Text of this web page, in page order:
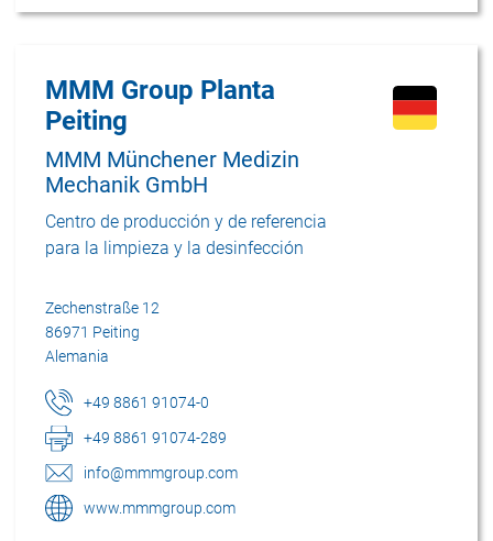
MMM Group Planta
Peiting
MMM Münchener Medizin
Mechanik GmbH
Centro de producción y de referencia
para la limpieza y la desinfección
Zechenstraße 12
86971 Peiting
Alemania
+49 8861 91074-0
+49 8861 91074-289
info@mmmgroup.com
www.mmmgroup.com